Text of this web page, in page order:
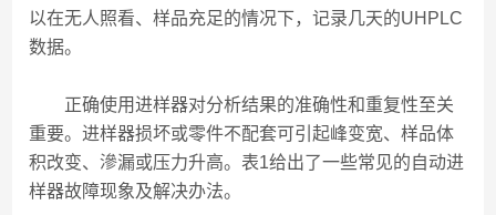
以在无人照看、样品充足的情况下，记录几天的UHPLC
数据。
正确使用进样器对分析结果的准确性和重复性至关
重要。进样器损坏或零件不配套可引起峰变宽、样品体
积改变、滲漏或压力升高。表1给出了一些常见的自动进
样器故障现象及解决办法。